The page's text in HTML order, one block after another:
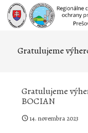
Prejsť
obsah
Gratulujeme
Gratulujeme
BOCIAN
14. novembra 2023